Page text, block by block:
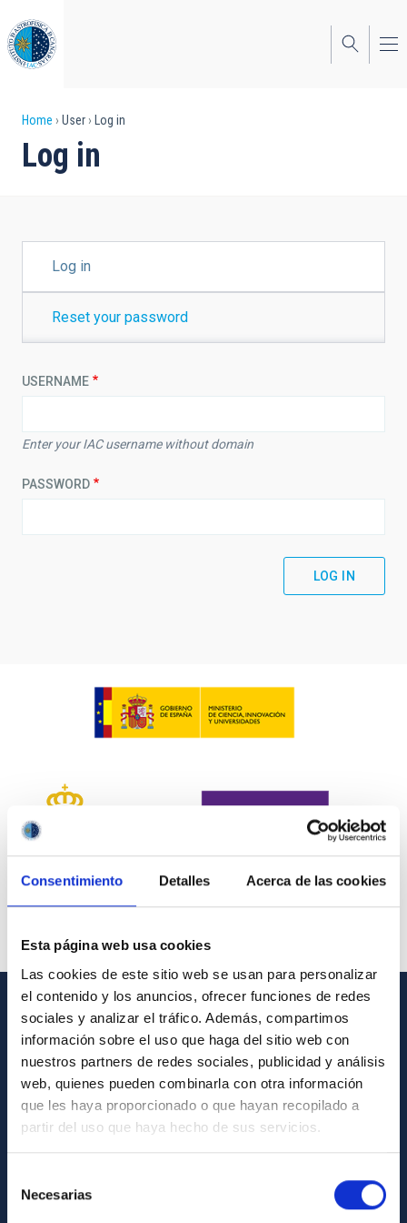
Consentimiento Detalles Acerca de las cookies
Esta página web usa cookies
Las cookies de este sitio web se usan para personalizar
el contenido y los anuncios, ofrecer funciones de redes
sociales y analizar el tráfico. Además, compartimos
información sobre el uso que haga del sitio web con
nuestros partners de redes sociales, publicidad y análisis
web, quienes pueden combinarla con otra información
que les haya proporcionado o que hayan recopilado a
partir del uso que haya hecho de sus servicios.
Necesarias
to
main
content
Breadcrumb
Home User Log in
Log in
TABSLog in
Reset your password
USERNAME
Enter your IAC username without domain
PASSWORD
GENERAL INFORMATION
Contact
How to get to the IAC
List of personnel
Library
General register